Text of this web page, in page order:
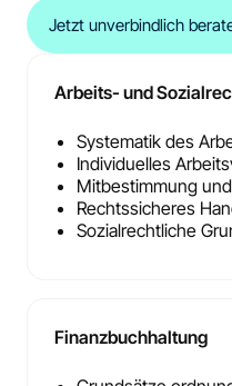
Jetzt unverbindlich
Arbeits- und
Systematik des
Individuelles
Mitbestimmung
Rechtssicheres
Sozialrechtliche
Finanzbuchhaltung